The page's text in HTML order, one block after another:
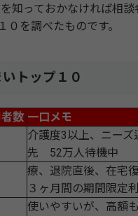
知っておかなければ相
を調べたものです。
トップ１０
数 一口メモ
介護度3以上、ニーズ
先 52万人待機中
療、退院直後、在宅
３ヶ月間の期間限定
使いやすいが、高額